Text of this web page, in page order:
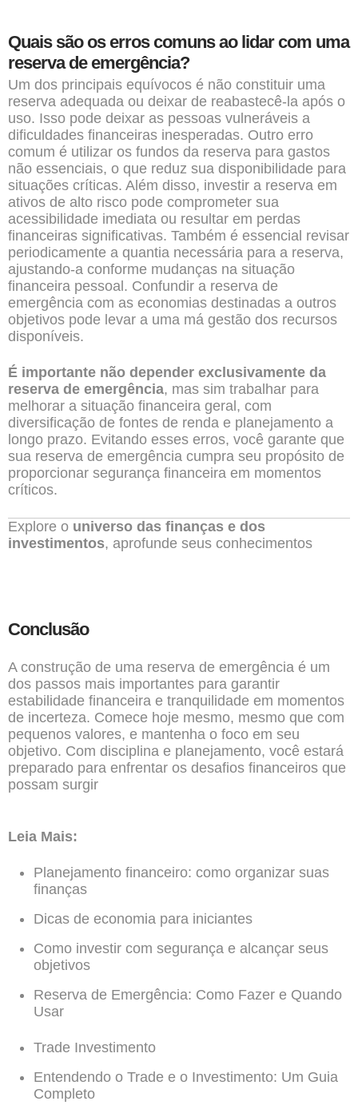
Quais são os erros comuns ao lidar com uma
reserva de emergência?
Um dos principais equívocos é não constituir uma
reserva adequada ou deixar de reabastecê-la após o
uso. Isso pode deixar as pessoas vulneráveis a
dificuldades financeiras inesperadas. Outro erro
comum é utilizar os fundos da reserva para gastos
não essenciais, o que reduz sua disponibilidade para
situações críticas. Além disso, investir a reserva em
ativos de alto risco pode comprometer sua
acessibilidade imediata ou resultar em perdas
financeiras significativas. Também é essencial revisar
periodicamente a quantia necessária para a reserva,
ajustando-a conforme mudanças na situação
financeira pessoal. Confundir a reserva de
emergência com as economias destinadas a outros
objetivos pode levar a uma má gestão dos recursos
disponíveis.
É importante não depender exclusivamente da
reserva de emergência, mas sim trabalhar para
melhorar a situação financeira geral, com
diversificação de fontes de renda e planejamento a
longo prazo. Evitando esses erros, você garante que
sua reserva de emergência cumpra seu propósito de
proporcionar segurança financeira em momentos
críticos.
Explore o universo das finanças e dos
investimentos, aprofunde seus conhecimentos
Conclusão
A construção de uma reserva de emergência é um
dos passos mais importantes para garantir
estabilidade financeira e tranquilidade em momentos
de incerteza. Comece hoje mesmo, mesmo que com
pequenos valores, e mantenha o foco em seu
objetivo. Com disciplina e planejamento, você estará
preparado para enfrentar os desafios financeiros que
possam surgir
Leia Mais:
Planejamento financeiro: como organizar suas
finanças
Dicas de economia para iniciantes
Como investir com segurança e alcançar seus
objetivos
Reserva de Emergência: Como Fazer e Quando
Usar
Trade Investimento
Entendendo o Trade e o Investimento: Um Guia
Completo